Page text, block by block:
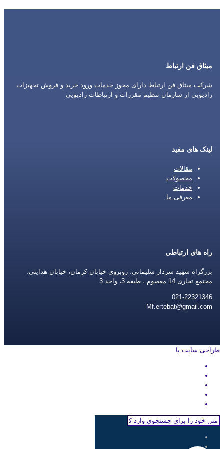
میثاق فن ارتباط
شرکت میثاق فن ارتباط دارای مجوز خدمات ورود خرید و فروش تجهیزات
رادیویی از سازمان تنظیم مقررات و ارتباطات رادیویی
لینک های مفید
مقالات
محصولات
خدمات
معرفی ما
راه های ارتباطی
بزرگراه شهید سردار سلیمانی، روبروی خیابان کرمان، خیابان هدایتی،
مجتمع تجاری 14 معصوم ، طبقه 3، واحد 3
021-22321346
Mf.ertebat@gmail.com
طراحی سایت با